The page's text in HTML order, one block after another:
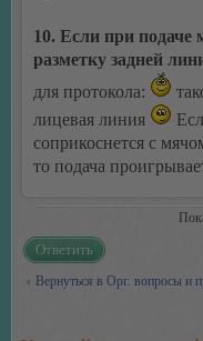
10. Если при подаче
разметку задней
для протокола:
лицевая линия
соприкоснется с
то подача
Ответить
Вернуться в Орг. вопросы и